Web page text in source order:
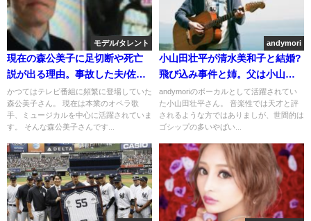
モデル/タレント
現在の森公美子に足切断や死亡
説が出る理由。事故した夫/佐喜
本杉の看病と車椅子
かつてはテレビ番組に頻繁に登場していた
森公美子さん。 現在は本業のオペラ歌
手、ミュージカルを中心に活躍されていま
す。 そんな森公美子さんです...
andymori
小山田壮平が清水美和子と結婚?
飛び込み事件と姉。父は小山田
圭吾ではない
andymoriのボーカルとして活躍されてい
た小山田壮平さん。 音楽性では天才と評
されるような方ではありましが、世間的は
ゴシップの多いやばい...